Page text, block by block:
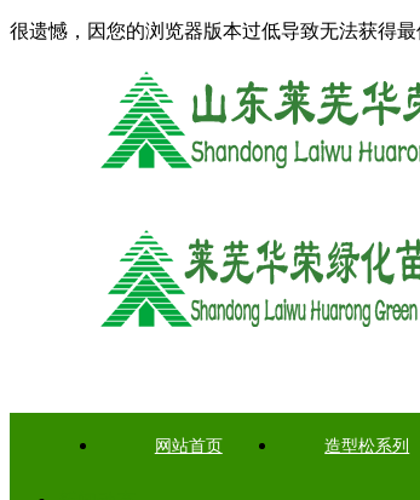
很遗憾，因您的浏览器版本过低导致无法获得
网站首页 造型松系列